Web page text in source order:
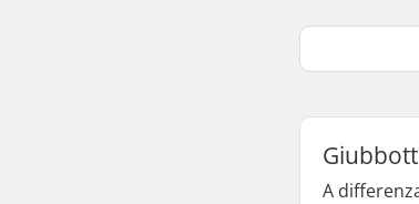
A